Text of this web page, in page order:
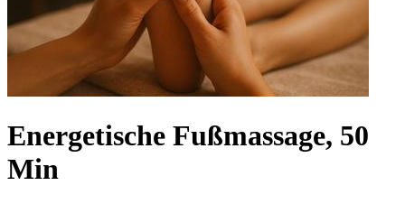
Energetische Fußmassage, 50
Min